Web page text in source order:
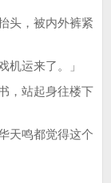
头，被内外裤紧
运来了。」
，站起身往楼下
天鸣都觉得这个